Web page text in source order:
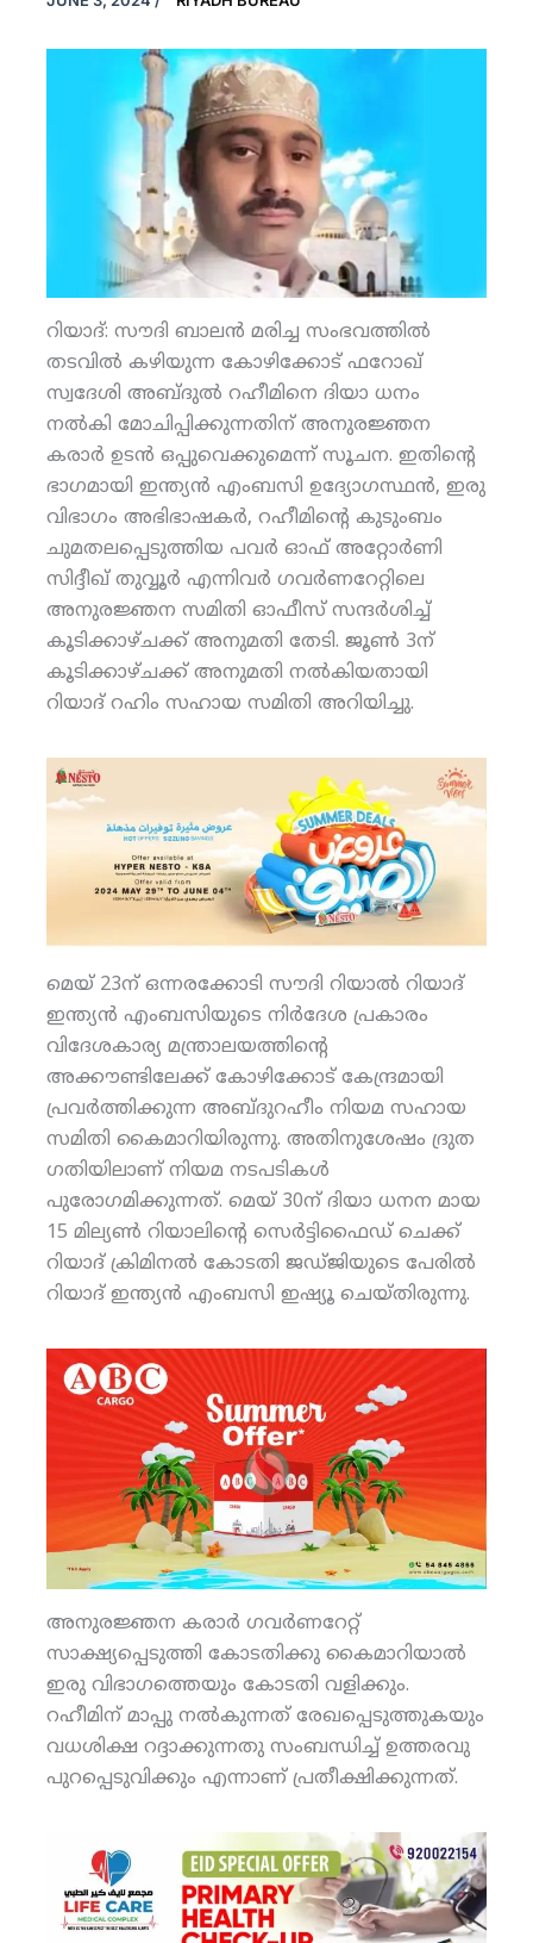
റിയാദ്: സൗദി ബാലന്‍ മരിച്ച സംഭവത്തില്‍
തടവില്‍ കഴിയുന്ന കോഴിക്കോട് ഫറോഖ്
സ്വദേശി അബ്ദുല്‍ റഹീമിനെ ദിയാ ധനം
നല്‍കി മോചിപ്പിക്കുന്നതിന് അനുരജ്ഞന
കരാര്‍ ഉടന്‍ ഒപ്പുവെക്കുമെന്ന് സൂചന. ഇതിന്റെ
ഭാഗമായി ഇന്ത്യന്‍ എംബസി ഉദ്യോഗസ്ഥന്‍, ഇരു
വിഭാഗം അഭിഭാഷകര്‍, റഹീമിന്റെ കുടുംബം
ചുമതലപ്പെടുത്തിയ പവര്‍ ഓഫ് അറ്റോര്‍ണി
സിദ്ദീഖ് തുവ്വൂര്‍ എന്നിവര്‍ ഗവര്‍ണറേറ്റിലെ
അനുരജ്ഞന സമിതി ഓഫീസ് സന്ദര്‍ശിച്ച്
കൂടിക്കാഴ്ചക്ക് അനുമതി തേടി. ജൂണ്‍ 3ന്
കൂടിക്കാഴ്ചക്ക് അനുമതി നല്‍കിയതായി
റിയാദ് റഹിം സഹായ സമിതി അറിയിച്ചു.
മെയ് 23ന് ഒന്നരക്കോടി സൗദി റിയാല്‍ റിയാദ്
ഇന്ത്യന്‍ എംബസിയുടെ നിര്‍ദേശ പ്രകാരം
വിദേശകാര്യ മന്ത്രാലയത്തിന്റെ
അക്കൗണ്ടിലേക്ക് കോഴിക്കോട് കേന്ദ്രമായി
പ്രവര്‍ത്തിക്കുന്ന അബ്ദുറഹീം നിയമ സഹായ
സമിതി കൈമാറിയിരുന്നു. അതിനുശേഷം ദ്രുത
ഗതിയിലാണ് നിയമ നടപടികള്‍
പുരോഗമിക്കുന്നത്. മെയ് 30ന് ദിയാ ധനന മായ
15 മില്യണ്‍ റിയാലിന്റെ സെര്‍ട്ടിഫൈഡ് ചെക്ക്
റിയാദ് ക്രിമിനല്‍ കോടതി ജഡ്ജിയുടെ പേരില്‍
റിയാദ് ഇന്ത്യന്‍ എംബസി ഇഷ്യൂ ചെയ്തിരുന്നു.
അനുരജ്ഞന കരാര്‍ ഗവര്‍ണറേറ്റ്
സാക്ഷ്യപ്പെടുത്തി കോടതിക്കു കൈമാറിയാല്‍
ഇരു വിഭാഗത്തെയും കോടതി വളിക്കും.
റഹീമിന് മാപ്പു നല്‍കുന്നത് രേഖപ്പെടുത്തുകയും
വധശിക്ഷ റദ്ദാക്കുന്നതു സംബന്ധിച്ച് ഉത്തരവു
പുറപ്പെടുവിക്കും എന്നാണ് പ്രതീക്ഷിക്കുന്നത്.